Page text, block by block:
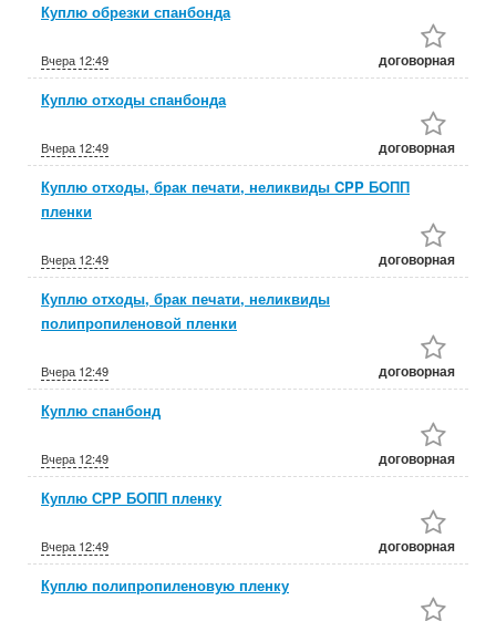
Куплю обрезки спанбонда
Вчера 12:49 договорная
Куплю отходы спанбонда
Вчера 12:49 договорная
Куплю отходы, брак печати, неликвиды CPP БОПП
пленки
Вчера 12:49 договорная
Куплю отходы, брак печати, неликвиды
полипропиленовой пленки
Вчера 12:49 договорная
Куплю спанбонд
Вчера 12:49 договорная
Куплю СРР БОПП пленку
Вчера 12:49 договорная
Куплю полипропиленовую пленку